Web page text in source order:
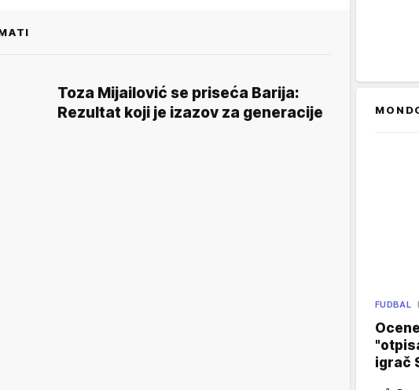
Toza Mijailović se priseća Barija:
Rezultat koji je izazov za generacije
FUDBAL
igrač